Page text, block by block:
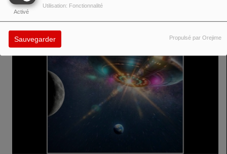
Activé
Utilisation: Fonctionnalité
Sauvegarder Propulsé par Orejime